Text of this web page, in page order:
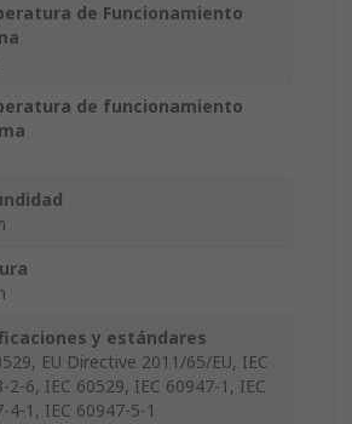
de Funcionamiento
de funcionamiento
y estándares
EU Directive 2011/65/EU, IEC
2-6, IEC 60529, IEC 60947-1, IEC
4-1, IEC 60947-5-1